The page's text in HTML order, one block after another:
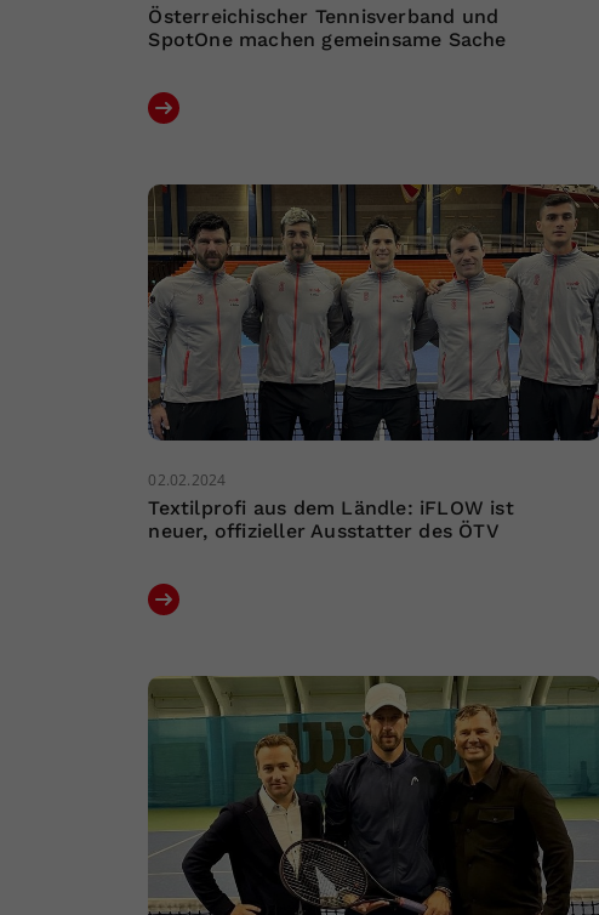
Österreichischer Tennisverband und
SpotOne machen gemeinsame Sache
02.02.2024
Textilprofi aus dem Ländle: iFLOW ist
neuer, offizieller Ausstatter des ÖTV